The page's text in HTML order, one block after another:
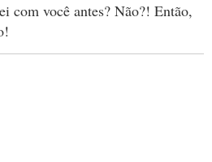
com você antes? Não?! Então,